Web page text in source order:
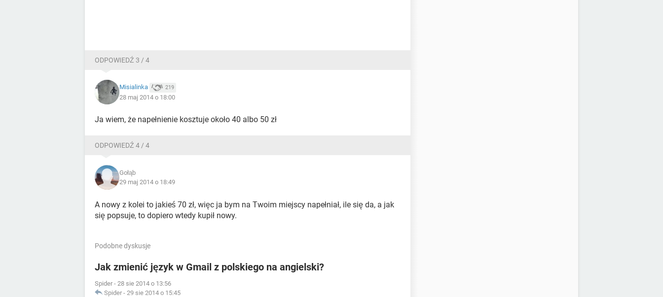
ODPOWIEDŹ 3 / 4
Misialinka 219
28 maj 2014 o 18:00
Ja wiem, że napełnienie kosztuje około 40 albo 50 zł
ODPOWIEDŹ 4 / 4
Gołąb
29 maj 2014 o 18:49
A nowy z kolei to jakieś 70 zł, więc ja bym na Twoim miejscy napełniał, ile się da, a jak
się popsuje, to dopiero wtedy kupił nowy.
Podobne dyskusje
Jak zmienić język w Gmail z polskiego na angielski?
Spider - 28 sie 2014 o 13:56
Spider - 29 sie 2014 o 15:45